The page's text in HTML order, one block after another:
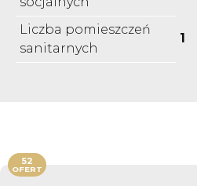
Liczba pomieszczeń
sanitarnych
1
52
OFERT